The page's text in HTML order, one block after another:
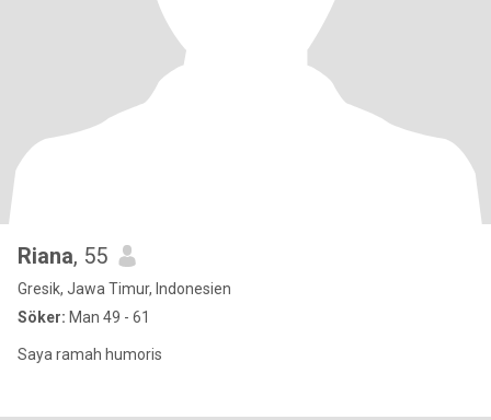
Riana, 55
Gresik, Jawa Timur, Indonesien
Söker: Man 49 - 61
Saya ramah humoris